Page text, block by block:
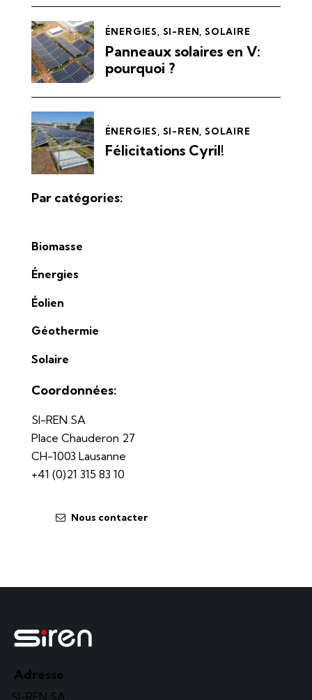
ÉNERGIES, SI-REN, SOLAIRE
Panneaux solaires en V:
pourquoi ?
ÉNERGIES SI-REN SOLAIRE
Félicitations Cyril!
Par catégories:
Biomasse
Énergies
Éolien
Géothermie
Solaire
Coordonnées:
SI-REN SA
Place Chauderon 27
CH-1003 Lausanne
+41 (0)21 315 83 10
Nous contacter
Adresse
SI-REN SA